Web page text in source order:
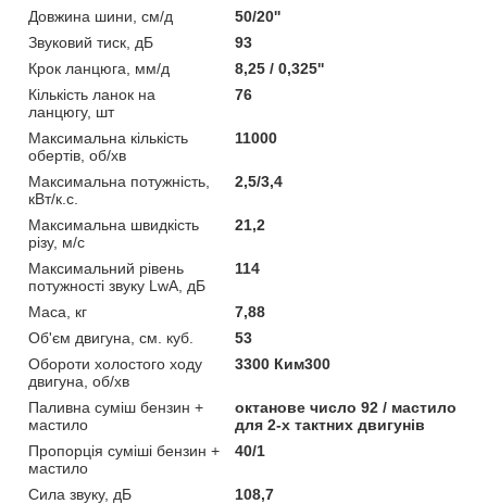
Довжина шини, см/д
50/20''
Звуковий тиск, дБ
93
Крок ланцюга, мм/д
8,25 / 0,325''
Кількість ланок на
ланцюгу, шт
76
Максимальна кількість
обертів, об/хв
11000
Максимальна потужність,
кВт/к.с.
2,5/3,4
Максимальна швидкість
різу, м/с
21,2
Максимальний рівень
потужності звуку LwA, дБ
114
Маса, кг
7,88
Об'єм двигуна, см. куб.
53
Обороти холостого ходу
двигуна, об/хв
3300 Ким300
Паливна суміш бензин +
мастило
октанове число 92 / мастило
для 2-х тактних двигунів
Пропорція суміші бензин +
мастило
40/1
Сила звуку, дБ
108,7